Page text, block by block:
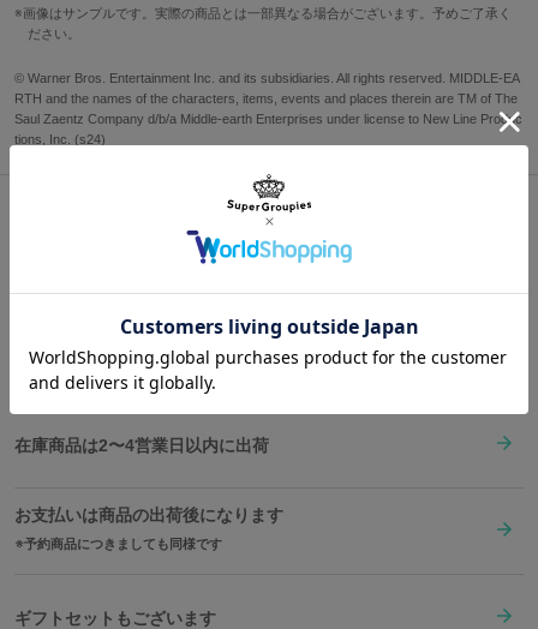
時が来ることを不気味なほど静かに待っている……。
※サイズ調整の際に過度な力を加えますと、歪んだり折れたりする可能性がご
ざいます。
予めご了承ください。
19号～21号
サイズガイドページはこちら
画像はサンプルです。実際の商品とは一部異なる場合がございます。予めご了承く
ださい。
© Warner Bros. Entertainment Inc. and its subsidiaries. All rights reserved. MIDDLE-EA
RTH and the names of the characters, items, events and places therein are TM of The
Saul Zaentz Company d/b/a Middle-earth Enterprises under license to New Line Produc
tions, Inc. (s24)
Shopping Guide
送料は全国一律1,000円。表示価格は全て税込みです。
在庫商品は2〜4営業日以内に出荷
お支払いは商品の出荷後になります
予約商品につきましても同様です
ギフトセットもございます